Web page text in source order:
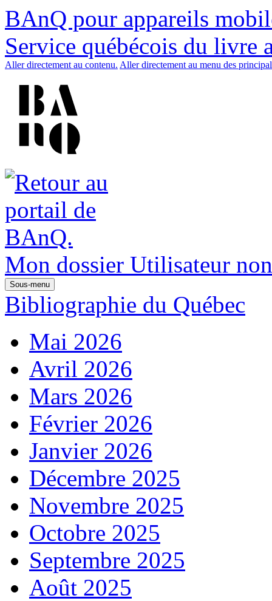
BAnQ pour appareils
Service québécois du livre
Aller directement au contenu. Aller directement au menu des
Mon dossier Utilisateur
Sous-menu
Bibliographie du Québec
Mai 2026
Avril 2026
Mars 2026
Février 2026
Janvier 2026
Décembre 2025
Novembre 2025
Octobre 2025
Septembre 2025
Août 2025